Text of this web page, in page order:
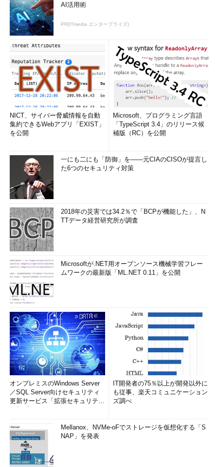
AI活用術
PR(ITmedia エンタープライズ)
NICT、サイバー脅威情報を自動
集約できるWebアプリ「EXIST」
を公開
Microsoft、プログラミング言語
「TypeScript 3.4」のリリース候
補版（RC）を公開
一にも二にも「防御」を――元CIAのCISOが提言し
た6つのセキュリティ対策
2018年の災害では34.2％で「BCPが機能した」、N
TTデータ経営研究所が調査
Microsoftが.NET用オープンソース機械学習フレー
ムワークの最新版「ML.NET 0.11」を公開
オンプレミスのWindows Server
／SQL Server向けセキュリティ
更新サービス「拡張セキュリティ
IT開発者の75％以上が開発以外に
も従事、楽天コミュニケーション
ズ調べ
Mellanox、NVMe-oFでストレージを仮想化する「S
NAP」を発表